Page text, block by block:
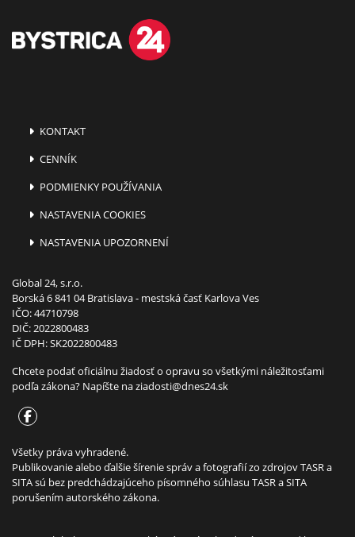
KONTAKT
CENNÍK
PODMIENKY POUŽÍVANIA
NASTAVENIA COOKIES
NASTAVENIA UPOZORNENÍ
Global 24, s.r.o.
Borská 6 841 04 Bratislava - mestská časť Karlova Ves
IČO: 44710798
DIČ: 2022800483
IČ DPH: SK2022800483
Chcete podať oficiálnu žiadosť o opravu so všetkými náležitosťami
podľa zákona? Napíšte naziadosti@dnes24.sk
Všetky práva vyhradené.
Publikovanie alebo ďalšie šírenie správ a fotografií zo zdrojov TASR a
SITA sú bez predchádzajúceho písomného súhlasu TASR a SITA
porušením autorského zákona.